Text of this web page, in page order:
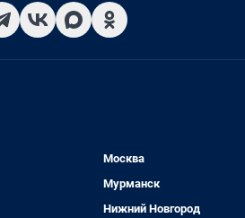
Москва
Мурманск
Нижний Новгород